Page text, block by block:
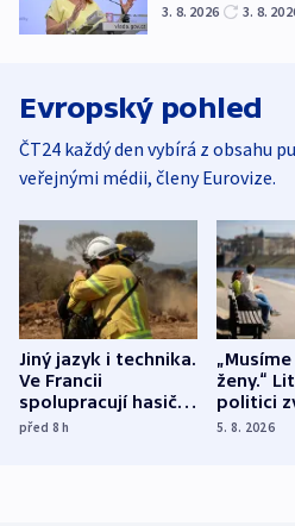
3. 8. 2026 3. 8.
Evropský pohled
ČT24 každý den vybírá z obsahu
veřejnými médii, členy Eurovize.
Jiný jazyk i technika.
Ve Francii
spolupracují hasiči z
různých zemí
před 8h
ženy.“
politici
dohodu o
5. 8. 2026